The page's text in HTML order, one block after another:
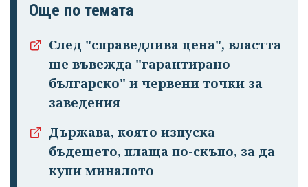
Още по темата
След "справедлива цена", властта
ще въвежда "гарантирано
българско" и червени точки за
заведения
Държава, която изпуска
бъдещето, плаща по-скъпо, за да
купи миналото